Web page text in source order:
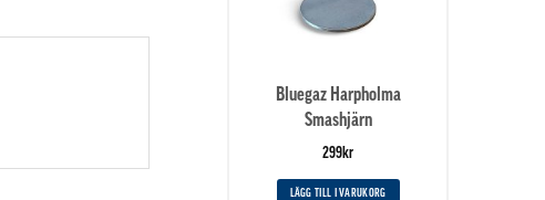
Bluegaz Harpholma
Smashjärn
299kr
LÄGG TILL I VARUKORG